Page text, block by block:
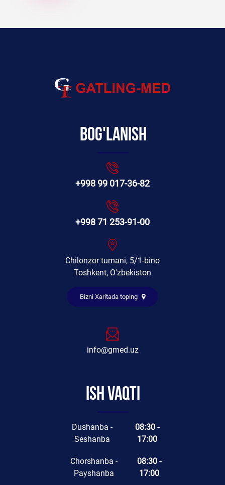
Bog'lanish
+998 99 017-36-82
+998 71 253-91-00
Chilonzor tumani, 5/1-bino
Toshkent, O'zbekiston
Bizni Xaritada toping
info@gmed.uz
Ish vaqti
Dushanba -
Seshanba
08:30 -
17:00
Chorshanba -
Payshanba
08:30 -
17:00